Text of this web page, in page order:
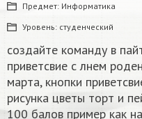
Предмет: Информатика
Уровень: студенческий
создайте команду в
приветсвие с лнем
марта, кнопки
рисунка цветы торт и
100 балов пример как